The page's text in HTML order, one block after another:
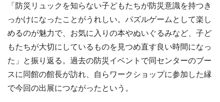
「防災リュックを知らない子どもたちが防災意識を持つき
っかけになったことがうれしい。パズルゲームとして楽し
めるのが魅力で、お気に入りの本やぬいぐるみなど、子ど
もたちが大切にしているものを見つめ直す良い時間になっ
た」と振り返る。過去の防災イベントで同センターのブー
スに同館の館長が訪れ、自らワークショップに参加した縁
で今回の出展につながったという。